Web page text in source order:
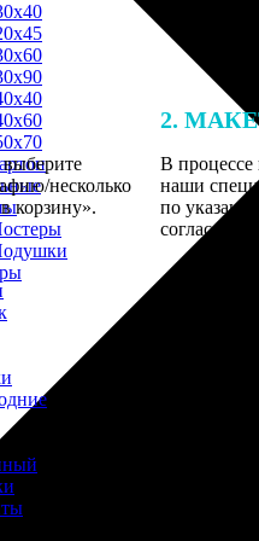
несколько
корзину».
2.
В процессе
наши
по